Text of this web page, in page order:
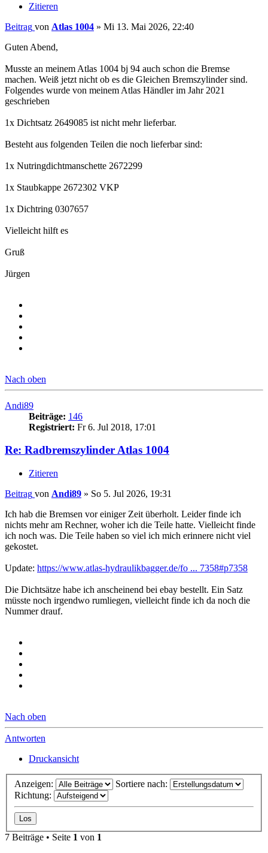
Zitieren
Beitrag von Atlas 1004 » Mi 13. Mai 2026, 22:40
Guten Abend,
Musste an meinem Atlas 1004 bj 94 auch schon die Bremse
machen. Weiß jetzt nicht ob es die Gleichen Bremszylinder sind.
Folgendes wurde von meinem Atlas Händler im Jahr 2021
geschrieben
1x Dichtsatz 2649085 ist nicht mehr lieferbar.
Besteht aus folgenden Teilen die noch lieferbar sind:
1x Nutringdichtmanschette 2672299
1x Staubkappe 2672302 VKP
1x Dichtring 0307657
Vielleicht hilft es
Gruß
Jürgen
Nach oben
Andi89
Beiträge: 146
Registriert: Fr 6. Jul 2018, 17:01
Re: Radbremszylinder Atlas 1004
Zitieren
Beitrag von Andi89 » So 5. Jul 2026, 19:31
Ich hab die Bremsen vor einiger Zeit überholt. Leider finde ich
nichts mehr am Rechner, woher ich die Teile hatte. Vielleicht finde
ich noch was. Die Teile haben so viel ich mich erinnere nicht viel
gekostet.
Update: https://www.atlas-hydraulikbagger.de/fo ... 7358#p7358
Die Dichtsätze habe ich anscheinend bei ebay bestellt. Ein Satz
müsste noch irgendwo rumliegen, vielleicht finde ich da noch die
Nummer drauf.
Nach oben
Antworten
Druckansicht
Anzeigen:
Sortiere nach:
Richtung:
7 Beiträge • Seite 1 von 1